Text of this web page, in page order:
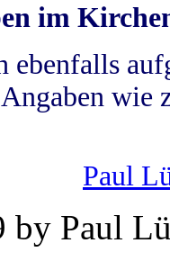
im
wie
Paul
Paul